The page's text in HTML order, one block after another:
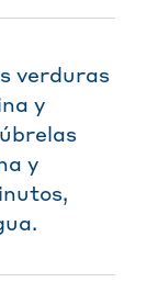
verduras
y
y